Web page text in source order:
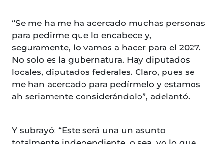
“Se me ha me ha acercado muchas personas
para pedirme que lo encabece y,
seguramente, lo vamos a hacer para el 2027.
No solo es la gubernatura. Hay diputados
locales, diputados federales. Claro, pues se
me han acercado para pedírmelo y estamos
ah seriamente considerándolo”, adelantó.
Y subrayó: “Este será una un asunto